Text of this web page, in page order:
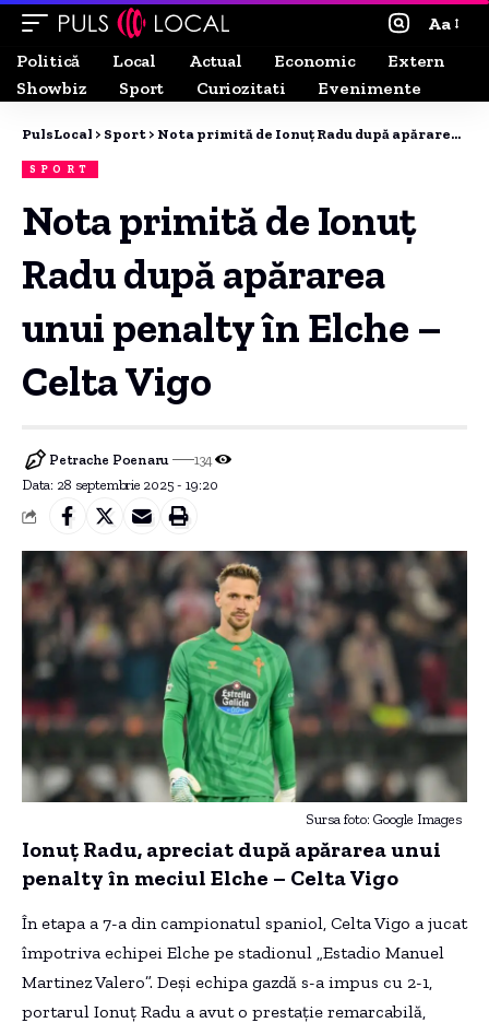
Aa
Politică
Local Actual Economic
Extern
Showbiz
Sport Curiozitati Evenimente
PulsLocal > Sport > Nota primită de Ionuț Radu după apărarea unui penalty în Elche – Celta Vigo
SPORT
Nota primită de Ionuț
Radu după apărarea
unui penalty în Elche –
Celta Vigo
Data: 28 septembrie 2025 - 19:20
Petrache Poenaru 134
Sursa foto: Google Images
Ionuț Radu, apreciat după apărarea unui
penalty în meciul Elche – Celta Vigo
În etapa a 7-a din campionatul spaniol, Celta Vigo a jucat
împotriva echipei Elche pe stadionul „Estadio Manuel
Martinez Valero”. Deși echipa gazdă s-a impus cu 2-1,
portarul Ionuț Radu a avut o prestație remarcabilă,